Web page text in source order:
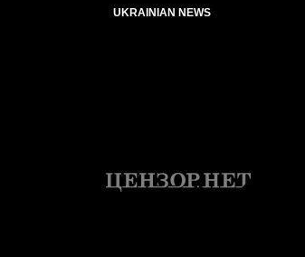
UKRAINIAN NEWS